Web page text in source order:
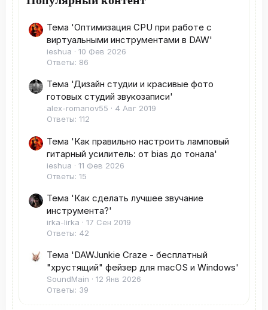
Тема 'Оптимизация CPU при работе с
виртуальными инструментами в DAW'
ieshua
10 Фев 2026
Ответы: 86
Тема 'Дизайн студии и красивые фото
готовых студий звукозаписи'
alex-romanov55
4 Авг 2019
Ответы: 112
Тема 'Как правильно настроить ламповый
гитарный усилитель: от bias до тонала'
ieshua
11 Фев 2026
Ответы: 15
Тема 'Как сделать лучшее звучание
инструмента?'
irka-lirka
17 Сен 2019
Ответы: 42
Тема 'DAWJunkie Craze - бесплатный
"хрустящий" фейзер для macOS и Windows'
SoundMain
12 Янв 2026
Ответы: 39